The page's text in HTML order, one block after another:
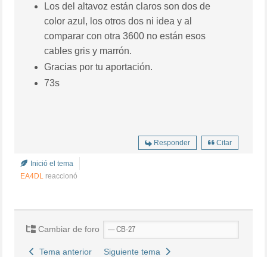
Los del altavoz están claros son dos de
color azul, los otros dos ni idea y al
comparar con otra 3600 no están esos
cables gris y marrón.
Gracias por tu aportación.
73s
Responder Citar
Inició el tema
EA4DL reaccionó
Cambiar de foro
Tema anterior Siguiente tema